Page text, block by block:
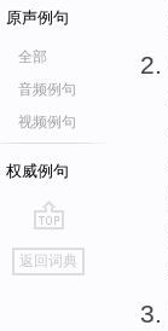
原声例句
全部
音频例句
视频例句
权威例句
go
top
返回词典